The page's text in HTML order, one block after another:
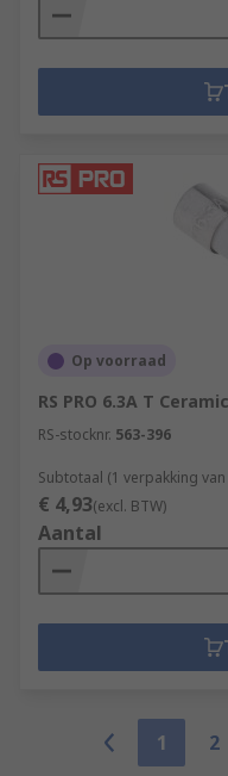
Op voorraad
RS PRO 6.3A T
RS-stocknr. 563-396
Subtotaal (1 verpakking
€ 4,93(excl. BTW)
Aantal
1 2